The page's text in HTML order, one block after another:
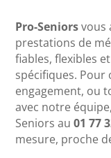
Pro-Seniorsvous
prestations de
fiables, flexibles
spécifiques.
engagement, ou
avec notre
Seniors au01 77
mesure, proche